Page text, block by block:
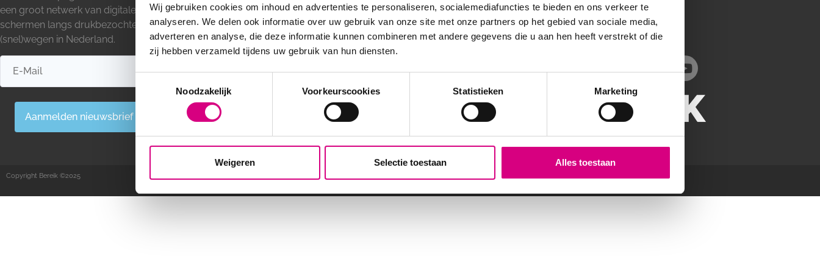
Wij gebruiken cookies om inhoud en advertenties te personaliseren, socialemediafuncties te bieden en ons verkeer te
analyseren. We delen ook informatie over uw gebruik van onze site met onze partners op het gebied van sociale media,
adverteren en analyse, die deze informatie kunnen combineren met andere gegevens die u aan hen heeft verstrekt of die
zij hebben verzameld tijdens uw gebruik van hun diensten.
Noodzakelijk Voorkeurscookies Statistieken Marketing
Weigeren Selectie toestaan Alles toestaan
een groot netwerk van digitale
schermen langs drukbezochte
(snel)wegen in Nederland.
Aanmelden nieuwsbrief
Lichtmast reclame
Reclamezuil
Mediamix
Out Of Home reclame
Blogs
Hoorn
Spijkenisse
Zwijndrecht
Bekijk alle locaties
Bergschenhoek
010-503 00 29
info@bereik.nl
Copyright Bereik ©2025